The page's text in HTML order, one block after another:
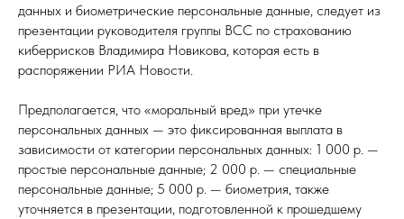
данных и биометрические персональные данные, следует из
презентации руководителя группы ВСС по страхованию
киберрисков Владимира Новикова, которая есть в
распоряжении РИА Новости.
Предполагается, что «моральный вред» при утечке
персональных данных — это фиксированная выплата в
зависимости от категории персональных данных: 1 000 р. —
простые персональные данные; 2 000 р. — специальные
персональные данные; 5 000 р. — биометрия, также
уточняется в презентации, подготовленной к прошедшему